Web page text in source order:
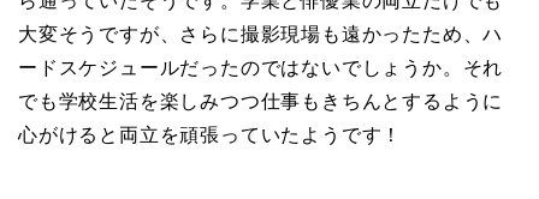
大変そうですが、さらに撮影現場も遠かったため、ハ
ードスケジュールだったのではないでしょうか。それ
でも学校生活を楽しみつつ仕事もきちんとするように
心がけると両立を頑張っていたようです！